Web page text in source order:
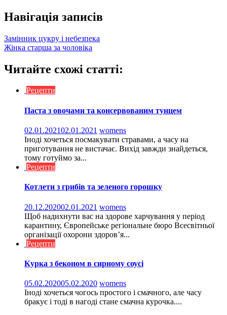
Навігація записів
Замінник цукру і небезпека
Жінка старша за чоловіка
Читайте схожі статті:
Рецепти
Паста з овочами та консервованим тунцем
02.01.202102.01.2021 womens
Іноді хочеться посмакувати стравами, а часу на
приготування не вистачає. Вихід завжди знайдеться,
тому готуймо за...
Рецепти
Котлети з грибів та зеленого горошку
20.12.202002.01.2021 womens
Щоб надихнути вас на здорове харчування у період
карантину, Європейське регіональне бюро Всесвітньої
організації охорони здоров’я...
Рецепти
Курка з беконом в сирному соусі
05.02.202005.02.2020 womens
Іноді хочеться чогось простого і смачного, але часу
бракує і тоді в нагоді стане смачна курочка....